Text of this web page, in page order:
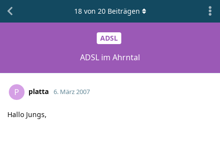
ADSL
ADSL im Ahrntal
18von 20Beiträgen
P platta 6. März 2007
Hallo Jungs,